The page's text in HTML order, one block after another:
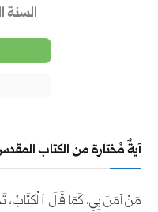
السنة
آيةٌ مُختارة من الكتاب
مَنْ آمَنَ بِي، كَمَا قَالَ ٱلْكِتَابُ،